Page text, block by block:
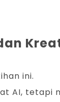
ini.
AI,